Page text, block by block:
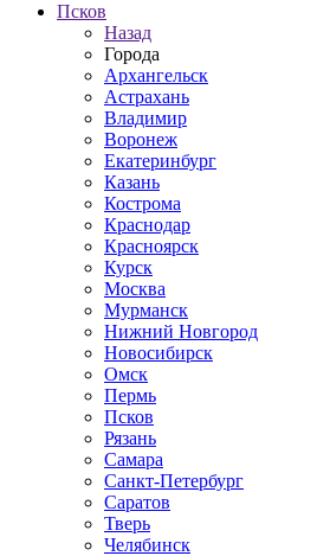
Псков
Назад
Города
Архангельск
Астрахань
Владимир
Воронеж
Екатеринбург
Казань
Кострома
Краснодар
Красноярск
Курск
Москва
Мурманск
Нижний Новгород
Новосибирск
Омск
Пермь
Псков
Рязань
Самара
Санкт-Петербург
Саратов
Тверь
Челябинск